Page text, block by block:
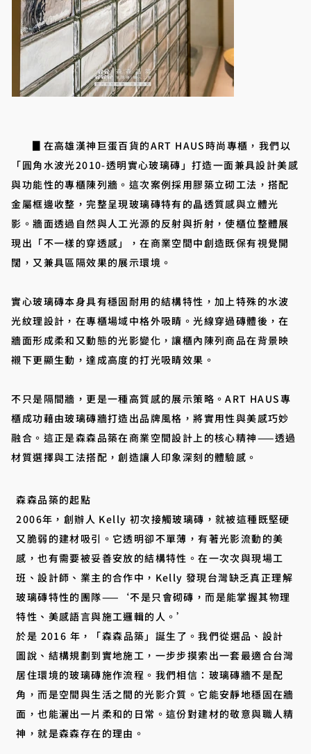
▊在高雄漢神巨蛋百貨的ART HAUS時尚專櫃，我們以
「圓角水波光2010-透明實心玻璃磚」打造一面兼具設計美感
與功能性的專櫃陳列牆。這次案例採用膠築立砌工法，搭配
金屬框邊收整，完整呈現玻璃磚特有的晶透質感與立體光
影。牆面透過自然與人工光源的反射與折射，使櫃位整體展
現出「不一樣的穿透感」，在商業空間中創造既保有視覺開
闊，又兼具區隔效果的展示環境。
實心玻璃磚本身具有穩固耐用的結構特性，加上特殊的水波
光紋理設計，在專櫃場域中格外吸睛。光線穿過磚體後，在
牆面形成柔和又動態的光影變化，讓櫃內陳列商品在背景映
襯下更顯生動，達成高度的打光吸睛效果。
不只是隔間牆，更是一種高質感的展示策略。ART HAUS專
櫃成功藉由玻璃磚牆打造出品牌風格，將實用性與美感巧妙
融合。這正是森森品築在商業空間設計上的核心精神——透過
材質選擇與工法搭配，創造讓人印象深刻的體驗感。
森森品築的起點
2006年，創辦人 Kelly 初次接觸玻璃磚，就被這種既堅硬
又脆弱的建材吸引。它透明卻不單薄，有著光影流動的美
感，也有需要被妥善安放的結構特性。在一次次與現場工
班、設計師、業主的合作中，Kelly 發現台灣缺乏真正理解
玻璃磚特性的團隊——‘不是只會砌磚，而是能掌握其物理
特性、美感語言與施工邏輯的人。’
於是 2016 年，「森森品築」誕生了。我們從選品、設計
圖說、結構規劃到實地施工，一步步摸索出一套最適合台灣
居住環境的玻璃磚施作流程。我們相信：玻璃磚牆不是配
角，而是空間與生活之間的光影介質。它能安靜地穩固在牆
面，也能灑出一片柔和的日常。這份對建材的敬意與職人精
神，就是森森存在的理由。